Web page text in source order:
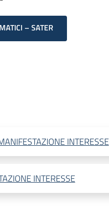
– SATER
INTERESSE
INTERESSE